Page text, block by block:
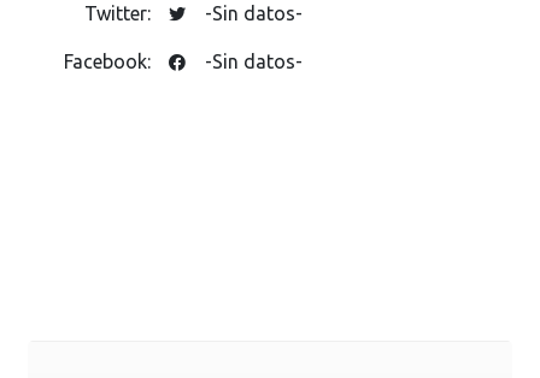
Twitter: -Sin datos-
Facebook: -Sin datos-